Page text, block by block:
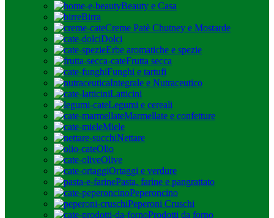
Beauty e Casa
Birra
Creme Patè Chutney e Mostarde
Dolci
Erbe aromatiche e spezie
Frutta secca
Funghi e tartufi
Integrale e Nutraceutico
Latticini
Legumi e cereali
Marmellate e confetture
Miele
Nettare
Olio
Olive
Ortaggi e verdure
Pasta, farine e pangrattato
Peperoncino
Peperoni Cruschi
Prodotti da forno